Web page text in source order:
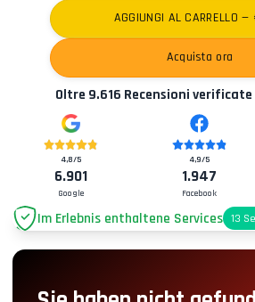
AGGIUNGI AL CARRELLO —
Acquista ora
Oltre 9.616 Recensioni
4,8/5
6.901
Google
4,9/5
1.947
Facebook
Im Erlebnis enthaltene Services 13
Parkplatz